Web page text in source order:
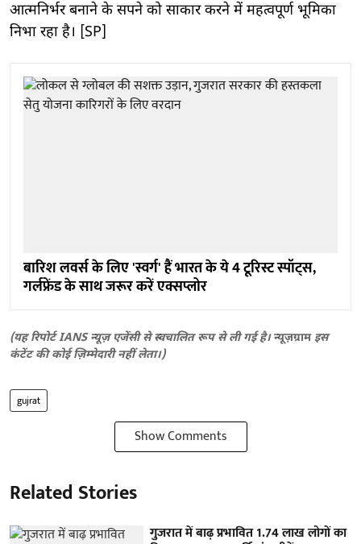
आत्मनिर्भर बनाने के सपने को साकार करने में महत्वपूर्ण भूमिका
निभा रहा है। [SP]
बारिश लवर्स के लिए 'स्वर्ग' हैं भारत के ये 4 टूरिस्ट स्पॉट्स,
गर्लफ्रेंड के साथ जरूर करें एक्सप्लोर
(यह रिपोर्ट IANS न्यूज़ एजेंसी से स्वचालित रूप से ली गई है।न्यूज़ग्राम इस
कंटेंट की कोई ज़िम्मेदारी नहीं लेता।)
gujrat
Show Comments
Related Stories
गुजरात में बाढ़ प्रभावित 1.74 लाख लोगों का